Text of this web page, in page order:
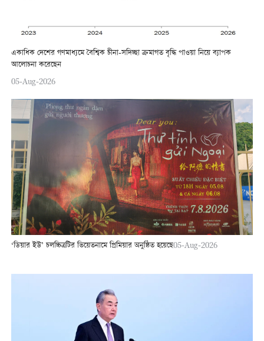
একাধিক দেশের গণমাধ্যমে বৈশ্বিক চীনা-সদিচ্ছা ক্রমাগত বৃদ্ধি পাওয়া নিয়ে ব্যাপক
আলোচনা করেছেন
05-Aug-2026
‘ডিয়ার ইউ’ চলচ্চিত্রটির ভিয়েতনামে প্রিমিয়ার অনুষ্ঠিত হয়েছে05-Aug-2026